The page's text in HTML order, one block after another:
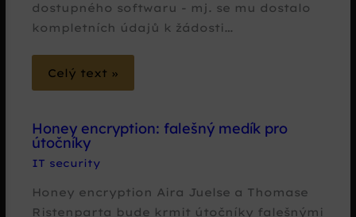
dostupného softwaru - mj. se mu dostalo
kompletních údajů k žádosti…
Celý text »
Honey encryption: falešný medík pro
útočníky
IT security
Honey encryption Aira Juelse a Thomase
Ristenparta bude krmit útočníky falešnými